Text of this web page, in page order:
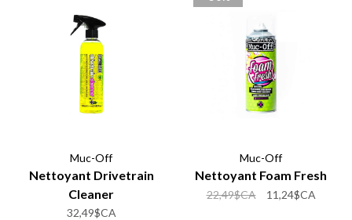
Muc-Off
Nettoyant Drivetrain
Cleaner
32,49$CA
Muc-Off
Nettoyant Foam Fresh
22,49$CA 11,24$CA